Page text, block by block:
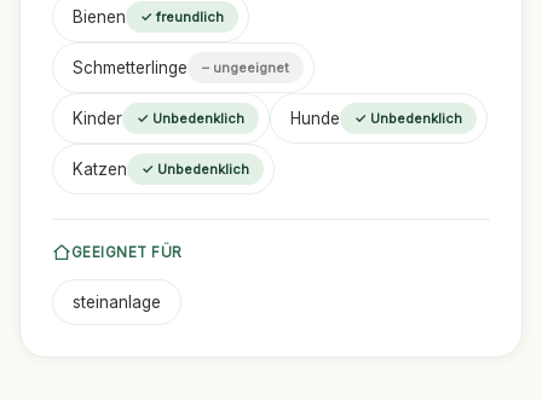
Bienen ✓ freundlich
Schmetterlinge – ungeeignet
Kinder ✓ Unbedenklich Hunde ✓ Unbedenklich
Katzen ✓ Unbedenklich
GEEIGNET FÜR
steinanlage